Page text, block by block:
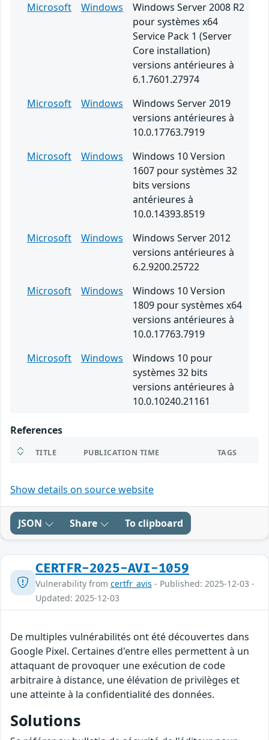
Microsoft
Windows
Windows Server 2008 R2
pour systèmes x64
Service Pack 1 (Server
Core installation)
versions antérieures à
6.1.7601.27974
Microsoft
Windows
Windows Server 2019
versions antérieures à
10.0.17763.7919
Microsoft
Windows
Windows 10 Version
1607 pour systèmes 32
bits versions
antérieures à
10.0.14393.8519
Microsoft
Windows
Windows Server 2012
versions antérieures à
6.2.9200.25722
Microsoft
Windows
Windows 10 Version
1809 pour systèmes x64
versions antérieures à
10.0.17763.7919
Microsoft
Windows
Windows 10 pour
systèmes 32 bits
versions antérieures à
10.0.10240.21161
References
TITLE PUBLICATION TIME TAGS
Show details on source website
JSON Share To clipboard
CERTFR-2025-AVI-1059
Vulnerability from certfr_avis - Published: 2025-12-03 -
Updated: 2025-12-03
De multiples vulnérabilités ont été découvertes dans
Google Pixel. Certaines d'entre elles permettent à un
attaquant de provoquer une exécution de code
arbitraire à distance, une élévation de privilèges et
une atteinte à la confidentialité des données.
Solutions